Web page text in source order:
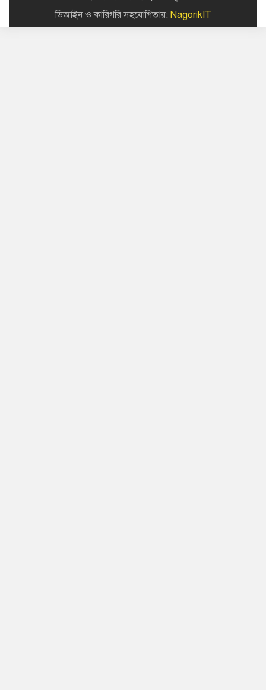
ডিজাইন ও কারিগরি সহযোগিতায়: NagorikIT